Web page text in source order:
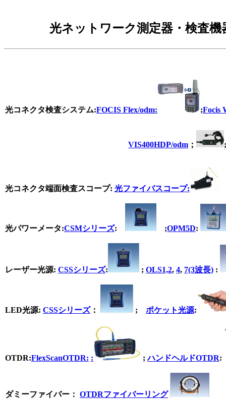
光ネットワーク測定器・検査機
光コネクタ検査システム:FOCIS Flex/odm: ;Focis
VIS400HDP/odm ； ;
光コネクタ端面検査スコープ: 光ファイバスコープ:
光パワーメータ:CSMシリーズ: ;OPM5D:
レーザー光源: CSSシリーズ: ; OLS1,2, 4, 7(3波長) :
LED光源: CSSシリーズ： ; ポケット光源:
OTDR:FlexScanOTDR: : ;ハンドヘルドOTDR:
ダミーファイバー ： OTDRファイバーリング